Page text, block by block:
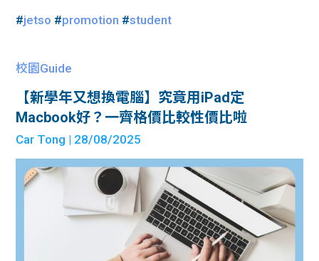
#jetso #promotion #student
校園Guide
【新學年又想換電腦】究竟用iPad定
Macbook好？一齊格價比較性價比啦
Car Tong | 28/08/2025